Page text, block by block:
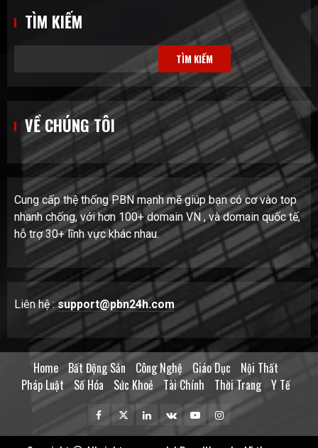
TÌM KIẾM
TÌM KIẾM
VỀ CHÚNG TÔI
Cung cấp thệ thống PBN mạnh mẽ giúp bạn có cơ vào top
nhanh chống, với hơn 100+ domain VN , và domain quốc tế,
hỗ trợ 30+ lĩnh vực khác nhau.
Liên hệ :support@pbn24h.com
Home Bất Động Sản Công Nghệ Giáo Dục
Nội Thất
Pháp Luật
Số Hóa Sức Khoẻ Tài Chính Thời Trang Y Tế
Facebook
TwitterLinkedin
VK YoutubeInstagram